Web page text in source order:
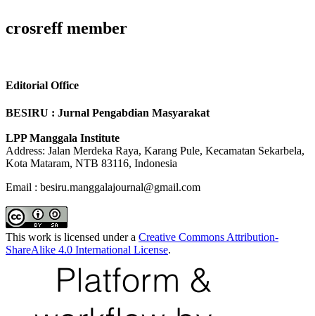
crosreff member
Editorial Office
BESIRU : Jurnal Pengabdian Masyarakat
LPP Manggala Institute
Address: Jalan Merdeka Raya, Karang Pule, Kecamatan Sekarbela,
Kota Mataram, NTB 83116, Indonesia
Email : besiru.manggalajournal@gmail.com
This work is licensed under a Creative Commons Attribution-
ShareAlike 4.0 International License.